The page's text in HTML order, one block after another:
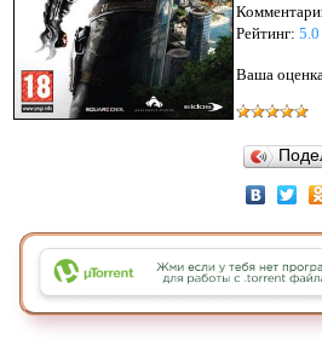
Рейтинг: 5.0
Ваша